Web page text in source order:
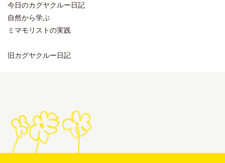
今日のカグヤクルー日記
自然から学ぶ
ミマモリストの実践
旧カグヤクルー日記